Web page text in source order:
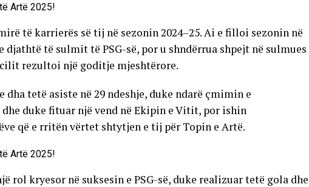
të karrierës së tij në sezonin 2024–25. Ai e filloi sezonin në
të sulmit të PSG-së, por u shndërrua shpejt në sulmues
rezultoi një goditje mjeshtërore.
dha tetë asiste në 29 ndeshje, duke ndarë çmimin e
duke fituar një vend në Ekipin e Vitit, por ishin
që e rritën vërtet shtytjen e tij për Topin e Artë.
rol kryesor në suksesin e PSG-së, duke realizuar tetë gola dhe